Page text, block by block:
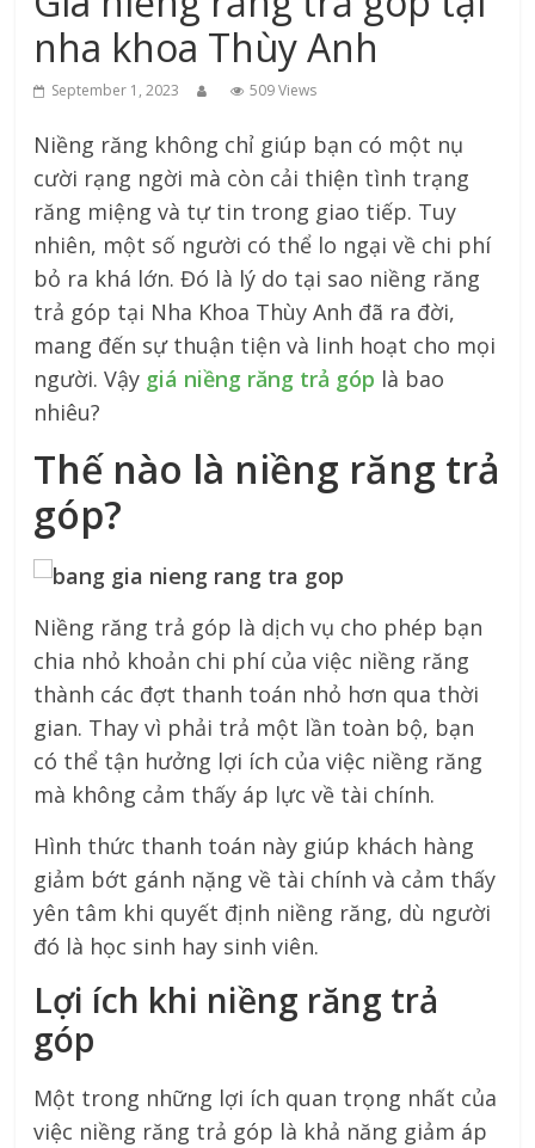
Thanh
nha khoa Thùy Anh
September 1, 2023 509 Views
Niềng răng không chỉ giúp bạn có một nụ
cười rạng ngời mà còn cải thiện tình trạng
răng miệng và tự tin trong giao tiếp. Tuy
nhiên, một số người có thể lo ngại về chi phí
bỏ ra khá lớn. Đó là lý do tại sao niềng răng
trả góp tại Nha Khoa Thùy Anh đã ra đời,
mang đến sự thuận tiện và linh hoạt cho mọi
người. Vậy giá niềng răng trả góp là bao
nhiêu?
Thế nào là niềng răng trả
góp?
Niềng răng trả góp là dịch vụ cho phép bạn
chia nhỏ khoản chi phí của việc niềng răng
thành các đợt thanh toán nhỏ hơn qua thời
gian. Thay vì phải trả một lần toàn bộ, bạn
có thể tận hưởng lợi ích của việc niềng răng
mà không cảm thấy áp lực về tài chính.
Hình thức thanh toán này giúp khách hàng
giảm bớt gánh nặng về tài chính và cảm thấy
yên tâm khi quyết định niềng răng, dù người
đó là học sinh hay sinh viên.
Lợi ích khi niềng răng trả
góp
Một trong những lợi ích quan trọng nhất của
việc niềng răng trả góp là khả năng giảm áp